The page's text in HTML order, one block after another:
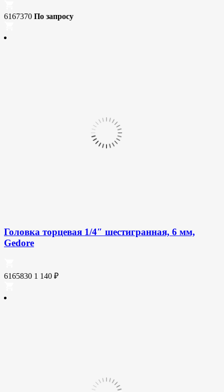
6167370 По запросу
Головка торцевая 1/4″ шестигранная, 6 мм,
Gedore
6165830 1 140 ₽